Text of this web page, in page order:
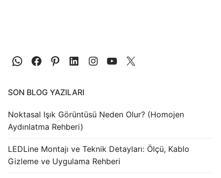
LED Modüller
Sabit Gerilim Şerit LED
Sabit Gerilim Çubuk LED
Sabit Akım Çubuk LED
LED Profilleri
SON BLOG YAZILARI
Noktasal Işık Görüntüsü Neden Olur? (Homojen
Aydınlatma Rehberi)
LEDLine Montajı ve Teknik Detayları: Ölçü, Kablo
Gizleme ve Uygulama Rehberi